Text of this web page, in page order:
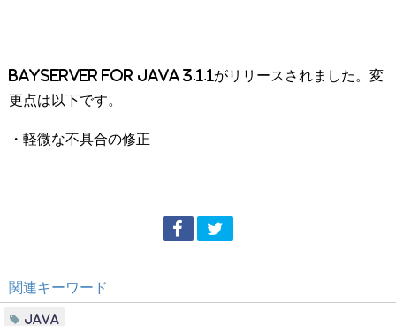
BayServer for Java 3.1.1がリリースされました。変
更点は以下です。
・軽微な不具合の修正
関連キーワード
Java